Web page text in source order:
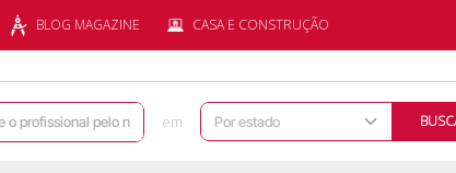
BLOG MAGAZINE CASA E CONSTRUÇÃO
em